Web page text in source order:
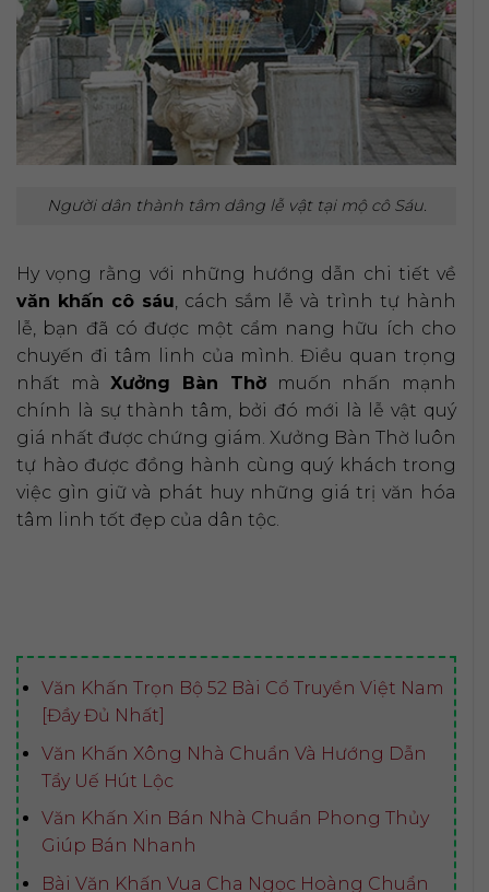
Người dân thành tâm dâng lễ vật tại mộ cô Sáu.
Hy vọng rằng với những hướng dẫn chi tiết về
văn khấn cô sáu , cách sắm lễ và trình tự hành
lễ, bạn đã có được một cẩm nang hữu ích cho
chuyến đi tâm linh của mình. Điều quan trọng
nhất màXưởng Bàn Thờmuốn nhấn mạnh
chính là sự thành tâm, bởi đó mới là lễ vật quý
giá nhất được chứng giám. Xưởng Bàn Thờ luôn
tự hào được đồng hành cùng quý khách trong
việc gìn giữ và phát huy những giá trị văn hóa
tâm linh tốt đẹp của dân tộc.
Văn Khấn Trọn Bộ 52 Bài Cổ Truyền Việt Nam
[Đầy Đủ Nhất]
Văn Khấn Xông Nhà Chuẩn Và Hướng Dẫn
Tẩy Uế Hút Lộc
Văn Khấn Xin Bán Nhà Chuẩn Phong Thủy
Giúp Bán Nhanh
Bài Văn Khấn Vua Cha Ngọc Hoàng Chuẩn